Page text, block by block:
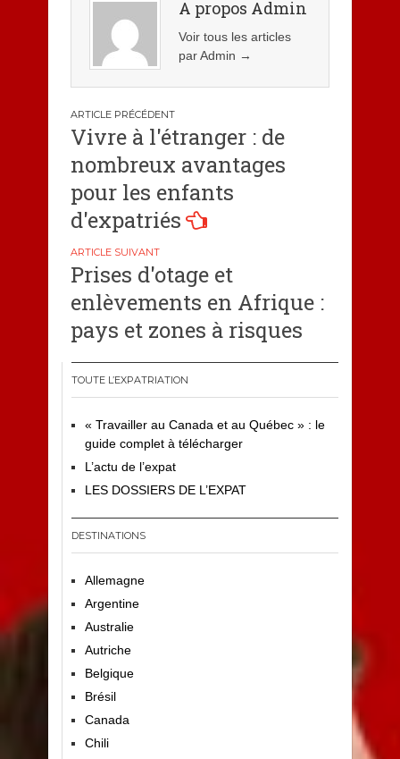
A propos Admin
Voir tous les articles
par Admin →
Navigation
de
l’article
Vivre à l'étranger : de
nombreux avantages
pour les enfants
d'expatriés
Prises d'otage et
enlèvements en Afrique :
pays et zones à risques
TOUTE L’EXPATRIATION
« Travailler au Canada et au Québec » : le
guide complet à télécharger
L’actu de l’expat
LES DOSSIERS DE L’EXPAT
DESTINATIONS
Allemagne
Argentine
Australie
Autriche
Belgique
Brésil
Canada
Chili